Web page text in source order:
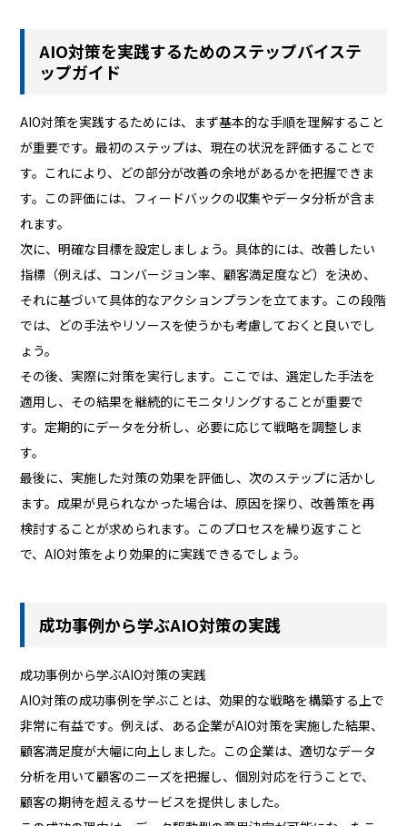
AIO対策を実践するためのステップバイステ
ップガイド
AIO対策を実践するためには、まず基本的な手順を理解すること
が重要です。最初のステップは、現在の状況を評価することで
す。これにより、どの部分が改善の余地があるかを把握できま
す。この評価には、フィードバックの収集やデータ分析が含ま
れます。
次に、明確な目標を設定しましょう。具体的には、改善したい
指標（例えば、コンバージョン率、顧客満足度など）を決め、
それに基づいて具体的なアクションプランを立てます。この段階
では、どの手法やリソースを使うかも考慮しておくと良いでし
ょう。
その後、実際に対策を実行します。ここでは、選定した手法を
適用し、その結果を継続的にモニタリングすることが重要で
す。定期的にデータを分析し、必要に応じて戦略を調整しま
す。
最後に、実施した対策の効果を評価し、次のステップに活かし
ます。成果が見られなかった場合は、原因を探り、改善策を再
検討することが求められます。このプロセスを繰り返すこと
で、AIO対策をより効果的に実践できるでしょう。
成功事例から学ぶAIO対策の実践
成功事例から学ぶAIO対策の実践
AIO対策の成功事例を学ぶことは、効果的な戦略を構築する上で
非常に有益です。例えば、ある企業がAIO対策を実施した結果、
顧客満足度が大幅に向上しました。この企業は、適切なデータ
分析を用いて顧客のニーズを把握し、個別対応を行うことで、
顧客の期待を超えるサービスを提供しました。